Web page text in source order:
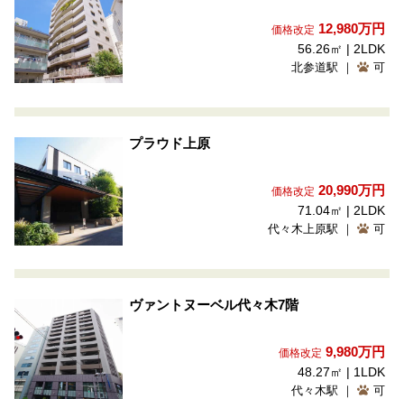
価格改定 12,980万円
56.26㎡ | 2LDK
北参道駅 ｜ 可
プラウド上原
価格改定 20,990万円
71.04㎡ | 2LDK
代々木上原駅 ｜ 可
ヴァントヌーベル代々木7階
価格改定 9,980万円
48.27㎡ | 1LDK
代々木駅 ｜ 可